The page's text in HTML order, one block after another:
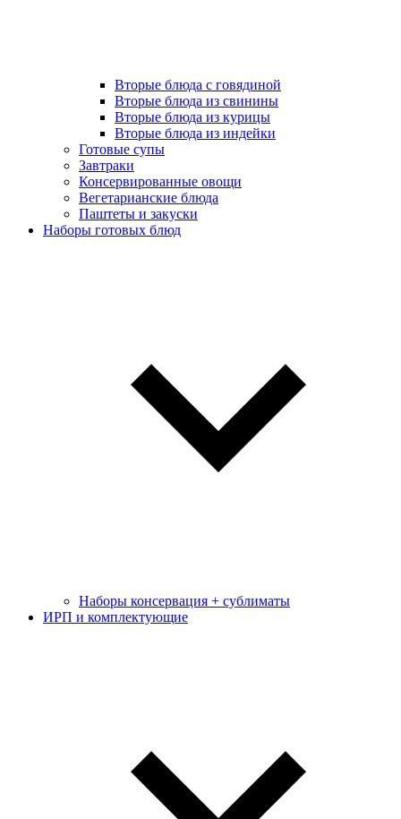
Вторые блюда с говядиной
Вторые блюда из свинины
Вторые блюда из курицы
Вторые блюда из индейки
Готовые супы
Завтраки
Консервированные овощи
Вегетарианские блюда
Паштеты и закуски
Наборы готовых блюд
Наборы консервация + сублиматы
ИРП и комплектующие